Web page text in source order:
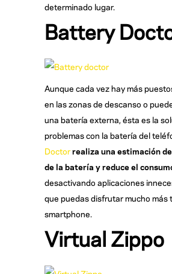
determinado lugar.
Battery
Aunque cada vez hay más
en las zonas de descanso o
una batería externa, ésta es la
problemas con la batería del
Doctorrealiza una estimación
de la batería y reduce el
desactivando aplicaciones
que puedas disfrutar mucho más
smartphone.
Virtual Zippo